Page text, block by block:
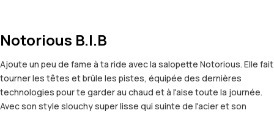
Notorious B.I.B
Ajoute un peu de fame à ta ride avec la salopette Notorious. Elle fait
tourner les têtes et brûle les pistes, équipée des dernières
technologies pour te garder au chaud et à l'aise toute la journée.
Avec son style slouchy super lisse qui suinte de l'acier et son